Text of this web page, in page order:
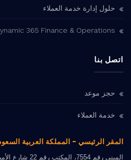
حلول إدارة خدمة العملاء
365 Finance & Operations
اتصل بنا
حجز موعد
خدمة العملاء
المقر الرئيسي - المملكة العربية
المبنى رقم 7554،